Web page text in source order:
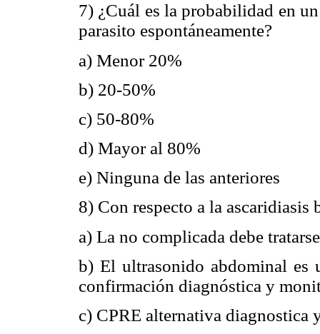
7) ¿Cuál es la probabilidad en
parasito espontáneamente?
a) Menor 20%
b) 20-50%
c) 50-80%
d) Mayor al 80%
e) Ninguna de las anteriores
8) Con respecto a la ascaridiasis
a) La no complicada debe
b) El ultrasonido abdominal es
confirmación diagnóstica y
c) CPRE alternativa diagnostica